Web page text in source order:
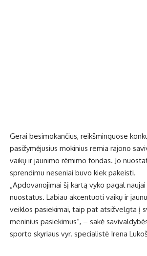
Gerai besimokančius, reikšminguose
pasižymėjusius mokinius remia rajono
vaikų ir jaunimo rėmimo fondas. Jo
sprendimu neseniai buvo kiek pakeisti.
„Apdovanojimai šį kartą vyko pagal
nuostatus. Labiau akcentuoti vaikų ir
veiklos pasiekimai, taip pat atsižvelgta į
meninius pasiekimus“, – sakė
sporto skyriaus vyr. specialistė Irena